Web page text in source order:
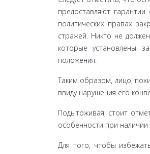
предоставляют
политических правах
стражей. Никто не
кото­рые установлены
положения.
Таким образом, лицо,
ввиду нарушения его
Подытоживая, стоит
особенности при
Для того, чтобы